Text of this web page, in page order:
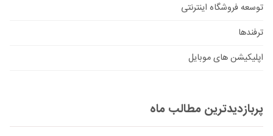
توسعه فروشگاه اینترنتی
ترفندها
اپلیکیشن های موبایل
پربازدیدترین مطالب ماه